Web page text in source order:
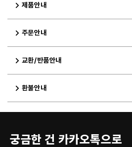
제품안내
주문안내
교환/반품안내
환불안내
궁금한 건 카카오톡으로